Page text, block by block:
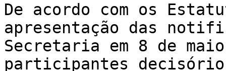
De acordo com os
apresentação das
Secretaria em 8 de
participantes